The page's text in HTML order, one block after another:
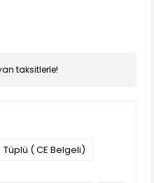
taksitlerle!
Tüplü ( CE Belgeli)